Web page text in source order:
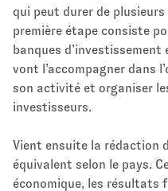
qui peut durer de plusieurs
première étape consiste
banques
vont l’accompagner dans
son activité et organiser
investisseurs.
Vient ensuite la rédaction
équivalent selon le pays.
économique, les résultats